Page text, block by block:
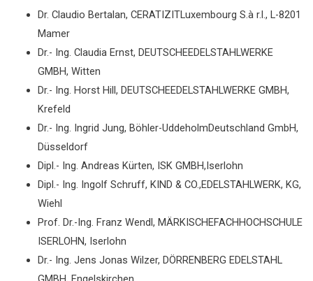
Dr. Claudio Bertalan, CERATIZITLuxembourg S.à r.l., L-8201
Mamer
Dr.- Ing. Claudia Ernst, DEUTSCHEEDELSTAHLWERKE
GMBH, Witten
Dr.- Ing. Horst Hill, DEUTSCHEEDELSTAHLWERKE GMBH,
Krefeld
Dr.- Ing. Ingrid Jung, Böhler-UddeholmDeutschland GmbH,
Düsseldorf
Dipl.- Ing. Andreas Kürten, ISK GMBH,Iserlohn
Dipl.- Ing. Ingolf Schruff, KIND & CO.,EDELSTAHLWERK, KG,
Wiehl
Prof. Dr.-Ing. Franz Wendl, MÄRKISCHEFACHHOCHSCHULE
ISERLOHN, Iserlohn
Dr.- Ing. Jens Jonas Wilzer, DÖRRENBERG EDELSTAHL